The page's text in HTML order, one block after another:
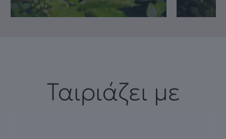
Ταιριάζει με